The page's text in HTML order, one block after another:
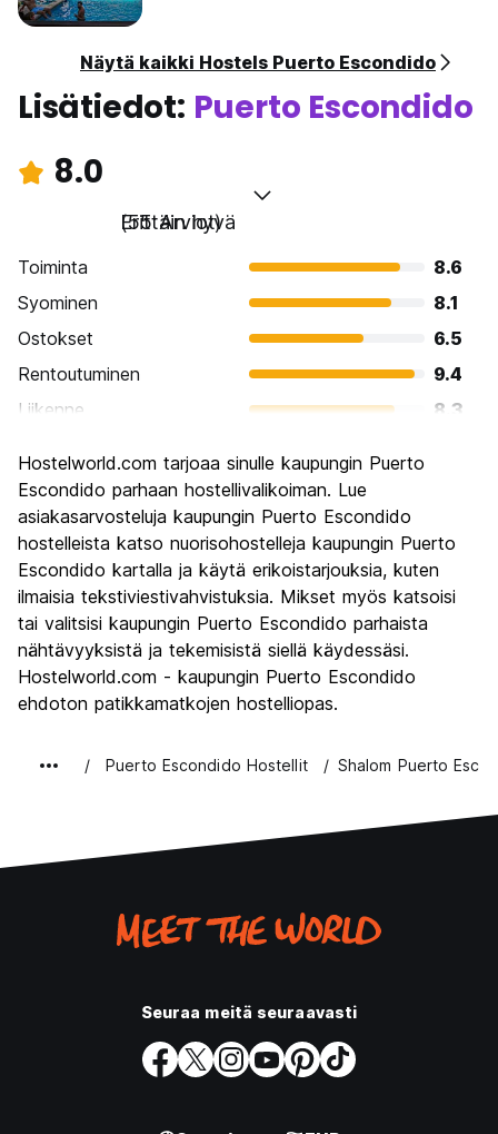
Näytä kaikki Hostels Puerto Escondido
Lisätiedot: Puerto Escondido
8.0
Erittäin hyvä
(55 Arviot)
Toiminta
8.6
Syominen
8.1
Ostokset
6.5
Rentoutuminen
9.4
Liikenne
8.3
Kulttuuri
Yöelämä
Rahanarvoinen
8.9
Hostelworld.com tarjoaa sinulle kaupungin Puerto
Escondido parhaan hostellivalikoiman. Lue
asiakasarvosteluja kaupungin Puerto Escondido
hostelleista katso nuorisohostelleja kaupungin Puerto
Escondido kartalla ja käytä erikoistarjouksia, kuten
ilmaisia tekstiviestivahvistuksia. Mikset myös katsoisi
tai valitsisi kaupungin Puerto Escondido parhaista
nähtävyyksistä ja tekemisistä siellä käydessäsi.
Hostelworld.com - kaupungin Puerto Escondido
ehdoton patikkamatkojen hostelliopas.
Puerto Escondido Hostellit Shalom Puerto
Seuraa meitä seuraavasti